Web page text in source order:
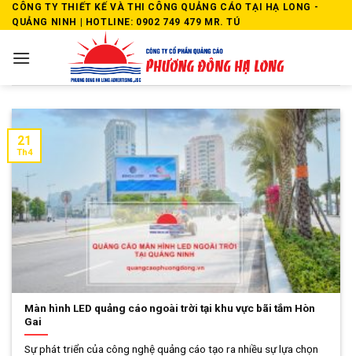
Skip
to
CÔNG TY THIẾT KẾ VÀ THI CÔNG QUẢNG CÁO TẠI HẠ LONG -
QUẢNG NINH | HOTLINE: 0902 749 479 MR. TÚ
Màn hình LED quảng cáo ngoài trời tại khu vực bãi tắm Hòn
Gai
Sự phát triển của công nghệ quảng cáo tạo ra nhiều sự lựa chọn
21
Th4